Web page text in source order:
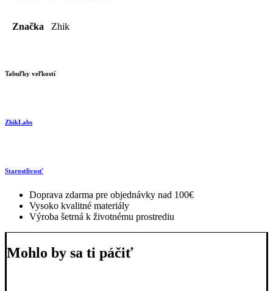
Značka Zhik
Tabuľky veľkostí
ZhikLabs
Starostlivosť
Doprava zdarma pre objednávky nad 100€
Vysoko kvalitné materiály
Výroba šetrná k životnému prostrediu
Mohlo by sa ti páčiť